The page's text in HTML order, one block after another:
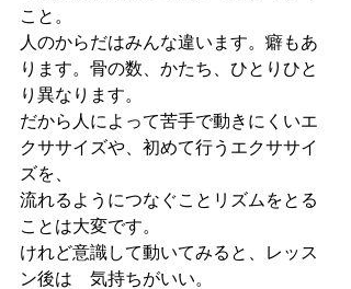
こと。
人のからだはみんな違います。癖もあ
ります。骨の数、かたち、ひとりひと
り異なります。
だから人によって苦手で動きにくいエ
クササイズや、初めて行うエクササイ
ズを、
流れるようにつなぐことリズムをとる
ことは大変です。
けれど意識して動いてみると、レッス
ン後は　気持ちがいい。